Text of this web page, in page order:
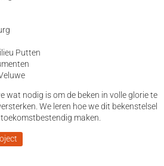
Putten
wat nodig is om de beken in volle glorie te
We leren hoe we dit bekenstelsel
maken.